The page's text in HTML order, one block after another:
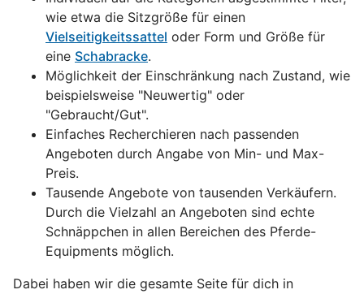
wie etwa die Sitzgröße für einen
Vielseitigkeitssattel oder Form und Größe für
eine Schabracke.
Möglichkeit der Einschränkung nach Zustand, wie
beispielsweise "Neuwertig" oder
"Gebraucht/Gut".
Einfaches Recherchieren nach passenden
Angeboten durch Angabe von Min- und Max-
Preis.
Tausende Angebote von tausenden Verkäufern.
Durch die Vielzahl an Angeboten sind echte
Schnäppchen in allen Bereichen des Pferde-
Equipments möglich.
Dabei haben wir die gesamte Seite für dich in